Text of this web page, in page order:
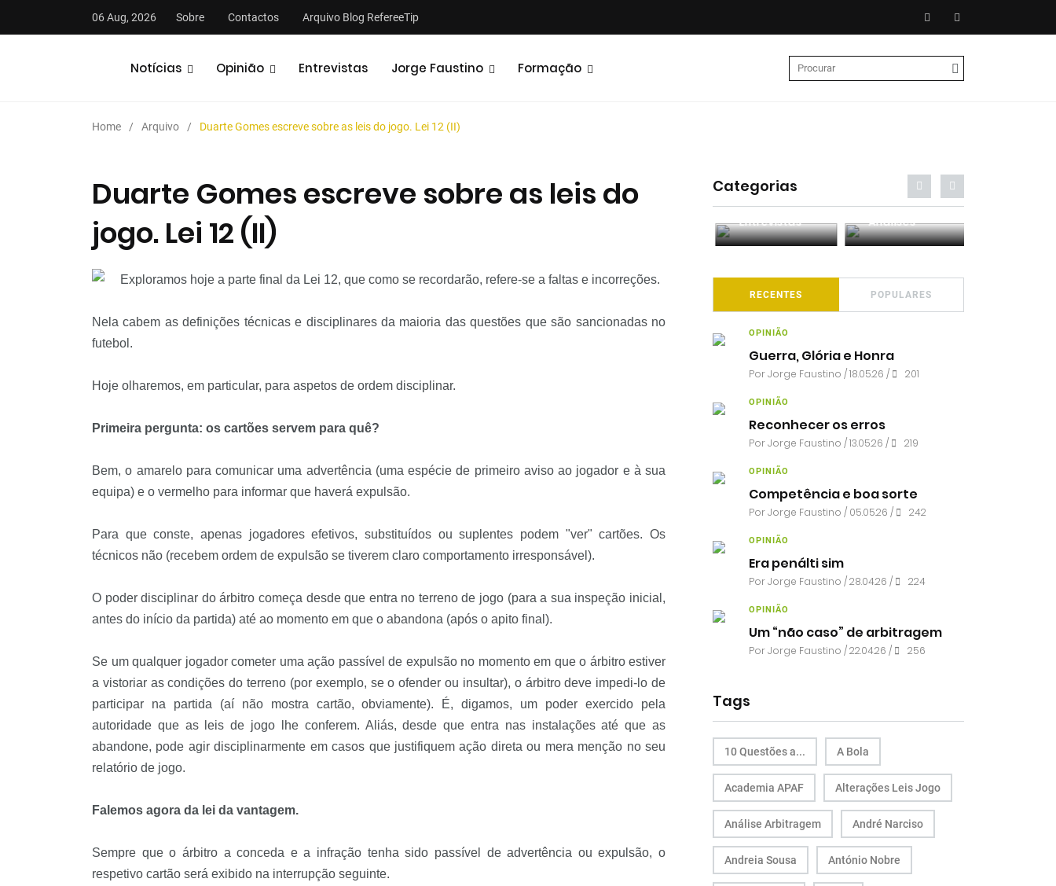
06 Aug, 2026 Sobre Contactos Arquivo Blog RefereeTip
Notícias Opinião Entrevistas Jorge Faustino Formação
Home Arquivo Duarte Gomes escreve sobre as leis do jogo. Lei 12 (II)
Duarte Gomes escreve sobre as leis do
jogo. Lei 12 (II)
Exploramos hoje a parte final da Lei 12, que como se recordarão, refere-se a faltas e incorreções.
Nela cabem as definições técnicas e disciplinares da maioria das questões que são sancionadas no
futebol.
Hoje olharemos, em particular, para aspetos de ordem disciplinar.
Primeira pergunta: os cartões servem para quê?
Bem, o amarelo para comunicar uma advertência (uma espécie de primeiro aviso ao jogador e à sua
equipa) e o vermelho para informar que haverá expulsão.
Para que conste, apenas jogadores efetivos, substituídos ou suplentes podem "ver" cartões. Os
técnicos não (recebem ordem de expulsão se tiverem claro comportamento irresponsável).
O poder disciplinar do árbitro começa desde que entra no terreno de jogo (para a sua inspeção inicial,
antes do início da partida) até ao momento em que o abandona (após o apito final).
Se um qualquer jogador cometer uma ação passível de expulsão no momento em que o árbitro estiver
a vistoriar as condições do terreno (por exemplo, se o ofender ou insultar), o árbitro deve impedi-lo de
participar na partida (aí não mostra cartão, obviamente). É, digamos, um poder exercido pela
autoridade que as leis de jogo lhe conferem. Aliás, desde que entra nas instalações até que as
abandone, pode agir disciplinarmente em casos que justifiquem ação direta ou mera menção no seu
relatório de jogo.
Falemos agora da lei da vantagem.
Sempre que o árbitro a conceda e a infração tenha sido passível de advertência ou expulsão, o
respetivo cartão será exibido na interrupção seguinte.
Categorias
Análises Podcasts Entrevistas Análises
RECENTES POPULARES
OPINIÃO
Guerra, Glória e Honra
PorJorge Faustino / 18.05.26 / 201
OPINIÃO
Reconhecer os erros
PorJorge Faustino / 13.05.26 / 219
OPINIÃO
Competência e boa sorte
PorJorge Faustino / 05.05.26 / 242
OPINIÃO
Era penálti sim
PorJorge Faustino / 28.04.26 / 224
OPINIÃO
Um “não caso” de arbitragem
PorJorge Faustino / 22.04.26 / 256
Tags
10 Questões a... A Bola
Academia APAF Alterações Leis Jogo
Análise Arbitragem André Narciso
Andreia Sousa António Nobre